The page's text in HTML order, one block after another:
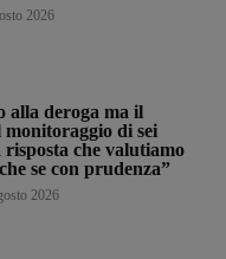
2026
alla deroga ma il
di sei
che valutiamo
se con prudenza”
2026